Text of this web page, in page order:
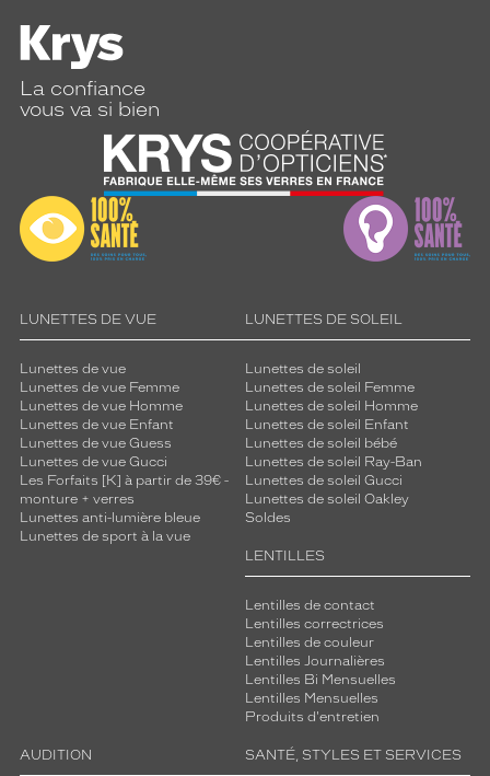
La confiance
vous va si bien
LUNETTES DE VUE
Lunettes de vue
Lunettes de vue Femme
Lunettes de vue Homme
Lunettes de vue Enfant
Lunettes de vue Guess
Lunettes de vue Gucci
Les Forfaits [K] à partir de 39€ -
monture + verres
Lunettes anti-lumière bleue
Lunettes de sport à la vue
LUNETTES DE SOLEIL
Lunettes de soleil
Lunettes de soleil Femme
Lunettes de soleil Homme
Lunettes de soleil Enfant
Lunettes de soleil bébé
Lunettes de soleil Ray-Ban
Lunettes de soleil Gucci
Lunettes de soleil Oakley
Soldes
LENTILLES
Lentilles de contact
Lentilles correctrices
Lentilles de couleur
Lentilles Journalières
Lentilles Bi Mensuelles
Lentilles Mensuelles
Produits d'entretien
AUDITION SANTÉ, STYLES ET SERVICES